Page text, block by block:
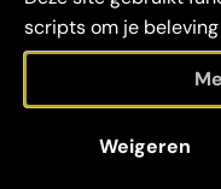
scripts om je
Weigeren
Mainline 2026